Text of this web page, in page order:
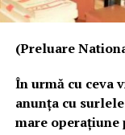
(Preluare
În urmă cu ceva
anunța cu
mare operațiune